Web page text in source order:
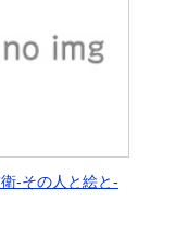
-その人と絵と-